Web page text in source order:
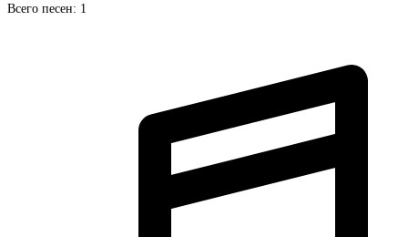
Всего песен: 1